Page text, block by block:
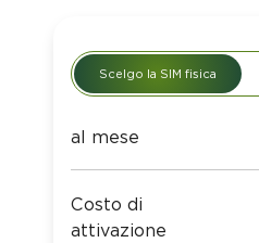
Scelgo la SIM fisica
al mese
Costo di
attivazione